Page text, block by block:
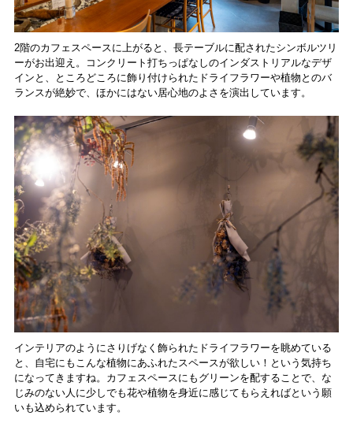
2階のカフェスペースに上がると、長テーブルに配されたシンボルツリ
ーがお出迎え。コンクリート打ちっぱなしのインダストリアルなデザ
インと、ところどころに飾り付けられたドライフラワーや植物とのバ
ランスが絶妙で、ほかにはない居心地のよさを演出しています。
インテリアのようにさりげなく飾られたドライフラワーを眺めている
と、自宅にもこんな植物にあふれたスペースが欲しい！という気持ち
になってきますね。カフェスペースにもグリーンを配することで、な
じみのない人に少しでも花や植物を身近に感じてもらえればという願
いも込められています。